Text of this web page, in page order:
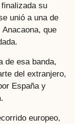
su
unió a una de
que
de esa banda,
del extranjero,
España y
europeo,